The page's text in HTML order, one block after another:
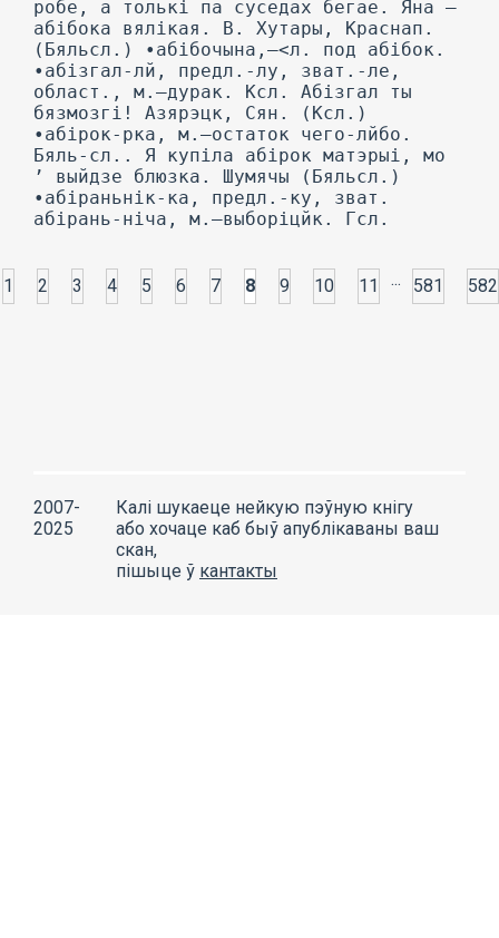
робе, a толькі па суседах бегае. Яна —
абібока вялікая. В. Хутары, Краснап.
(Бяльсл.) •абібочына,—<л. под абібок.
•абізгал-лй, предл.-лу, зват.-ле,
област., м.—дурак. Ксл. Абізгал ты
бязмозгі! Азярэцк, Сян. (Ксл.)
•абірок-рка, м.—остаток чего-лйбо.
Бяль-сл.. Я купіла абірок матэрыі, мо
’ выйдзе блюзка. Шумячы (Бяльсл.)
•абіраньнік-ка, предл.-ку, зват.
абірань-ніча, м.—выборіцйк. Гсл.
1 2 3 4 5 6 7 8 9 10 11 ... 581 582
2007-
2025
Калі шукаеце нейкую пэўную кнігу
або хочаце каб быў апублікаваны ваш
скан,
пішыце ў кантакты